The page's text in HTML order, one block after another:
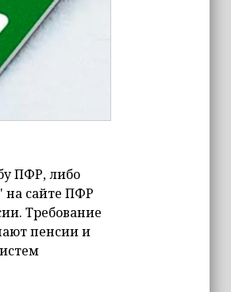
ПФР, либо
на сайте ПФР
Требование
пенсии и